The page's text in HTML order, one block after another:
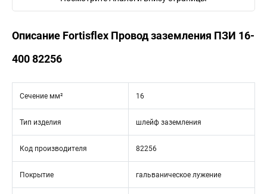
Описание Fortisflex Провод заземления ПЗИ 16-
400 82256
Сечение мм² 16
Тип изделия шлейф заземления
Код производителя 82256
Покрытие гальваническое лужение